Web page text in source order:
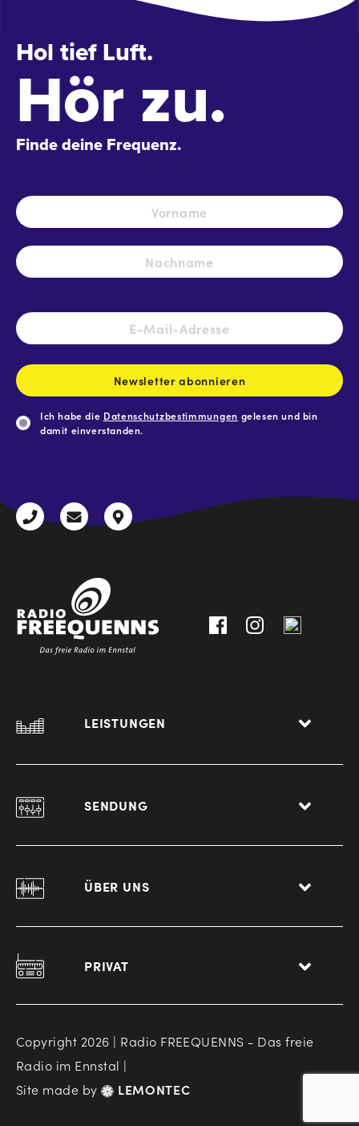
Hol tief Luft.
Hör zu.
Finde deine Frequenz.
Name *
E-
Mail-
Newsletter abonnieren
Ich habe die Datenschutzbestimmungen gelesen und bin
damit einverstanden.
+43
radio@freequenns.at
Kulturhausstraße
LEISTUNGEN
SENDUNG
ÜBER UNS
PRIVAT
Copyright 2026 | Radio FREEQUENNS - Das freie
Radio im Ennstal |
Site made by
LEMONTEC